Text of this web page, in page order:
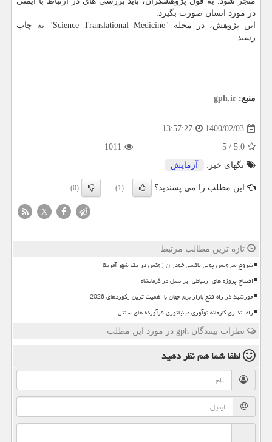
در مورد انسان صورت بگیرد.
این پژوهش، در مجله "Science Translational Medicine" به چاپ
رسید.
منبع: gph.ir
1400/02/03
13:57:27
5.0
/
5
1011
تگهای خبر:
آزمایش
این مطلب را می پسندید؟ (1)
(0)
X
تازه ترین مطالب مرتبط
شروع سرویس پولی تاکسی خودران زوکس در یک شهر آمریکا
افتتاح پروژه های ارتباطی ایرانسل در کرمانشاه
خورشید در راه فتح بازار برق جهان با اهمیت ترین رکوردهای 2026
راه اندازی کارخانه نوآوری مینیاتوری فرآورده های سنتی
نظرات بینندگان gph در مورد این مطلب
لطفا شما همنظر دهید